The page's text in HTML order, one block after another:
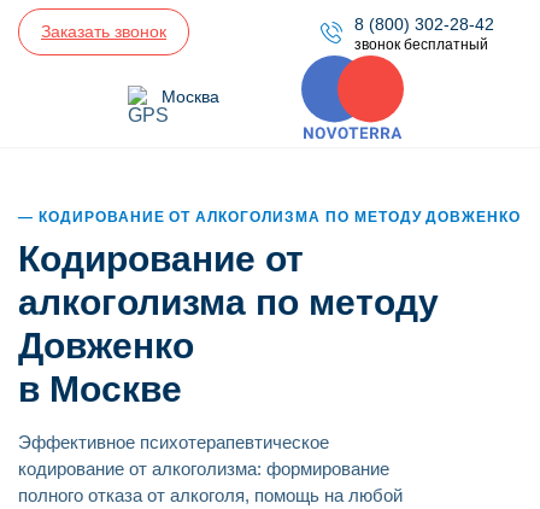
8 (800) 302-28-42
звонок бесплатный
Заказать звонок
Москва
КОДИРОВАНИЕ ОТ АЛКОГОЛИЗМА ПО МЕТОДУ ДОВЖЕНКО
Кодирование от
алкоголизма по методу
Довженко
в Москве
Эффективное психотерапевтическое
кодирование от алкоголизма: формирование
полного отказа от алкоголя, помощь на любой